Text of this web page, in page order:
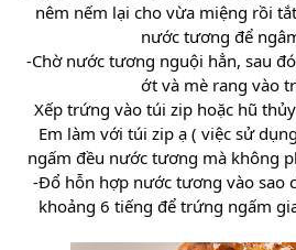
nêm nếm lại cho vừa miệng rồi
nước tương để
-Chờ nước tương nguội hẳn, sau
ớt và mè rang vào
Xếp trứng vào túi zip hoặc hũ
Em làm với túi zip ạ ( việc sử
ngấm đều nước tương mà không
-Đổ hỗn hợp nước tương vào sao
khoảng 6 tiếng để trứng ngấm